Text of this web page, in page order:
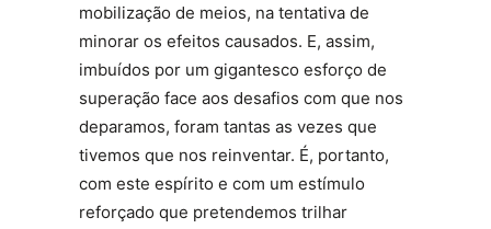
mobilização de meios, na tentativa de
minorar os efeitos causados. E, assim,
imbuídos por um gigantesco esforço de
superação face aos desafios com que nos
deparamos, foram tantas as vezes que
tivemos que nos reinventar. É, portanto,
com este espírito e com um estímulo
reforçado que pretendemos trilhar